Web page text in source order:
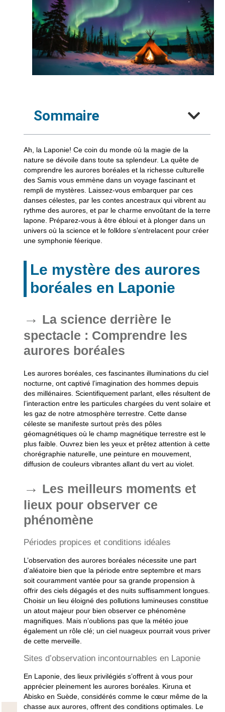
Sommaire
Ah, la Laponie! Ce coin du monde où la magie de la
nature se dévoile dans toute sa splendeur. La quête de
comprendre les aurores boréales et la richesse culturelle
des Samis vous emmène dans un voyage fascinant et
rempli de mystères. Laissez-vous embarquer par ces
danses célestes, par les contes ancestraux qui vibrent au
rythme des aurores, et par le charme envoûtant de la terre
lapone. Préparez-vous à être ébloui et à plonger dans un
univers où la science et le folklore s’entrelacent pour créer
une symphonie féerique.
Le mystère des aurores
boréales en Laponie
La science derrière le
spectacle : Comprendre les
aurores boréales
Les aurores boréales, ces fascinantes illuminations du ciel
nocturne, ont captivé l’imagination des hommes depuis
des millénaires. Scientifiquement parlant, elles résultent de
l’interaction entre les particules chargées du vent solaire et
les gaz de notre atmosphère terrestre. Cette danse
céleste se manifeste surtout près des pôles
géomagnétiques où le champ magnétique terrestre est le
plus faible. Ouvrez bien les yeux et prêtez attention à cette
chorégraphie naturelle, une peinture en mouvement,
diffusion de couleurs vibrantes allant du vert au violet.
Les meilleurs moments et
lieux pour observer ce
phénomène
Périodes propices et conditions idéales
L’observation des aurores boréales nécessite une part
d’aléatoire bien que la période entre septembre et mars
soit couramment vantée pour sa grande propension à
offrir des ciels dégagés et des nuits suffisamment longues.
Choisir un lieu éloigné des pollutions lumineuses constitue
un atout majeur pour bien observer ce phénomène
magnifiques. Mais n’oublions pas que la météo joue
également un rôle clé; un ciel nuageux pourrait vous priver
de cette merveille.
Sites d’observation incontournables en Laponie
En Laponie, des lieux privilégiés s’offrent à vous pour
apprécier pleinement les aurores boréales. Kiruna et
Abisko en Suède, considérés comme le cœur même de la
chasse aux aurores, offrent des conditions optimales. Le